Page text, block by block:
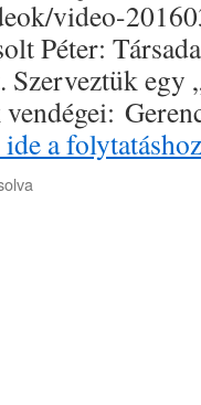
video-
Péter:
Szerveztük
ide a